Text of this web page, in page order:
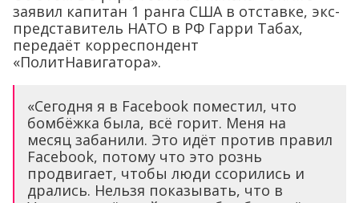
«Сегодня я в Facebook поместил, что
бомбёжка была, всё горит. Меня на
месяц забанили. Это идёт против правил
продвигает, чтобы люди ссорились и
дрались. Нельзя показывать, что в
Украине идёт война, что бомбят, идёт
разрушение, особенно таким людям, как
я. На Facebook это нельзя делать. Вот
меня опять забанили», – пожаловался он.